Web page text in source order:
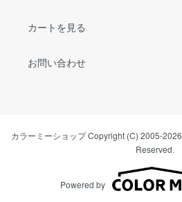
カートを見る
お問い合わせ
カラーミーショップCopyright (C) 2005-2026
Reserved.
Powered by